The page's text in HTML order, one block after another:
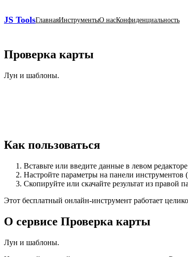
JS ToolsГлавнаяИнструментыО насКонфиденциальность
Проверка карты
Лун и шаблоны.
Как пользоваться
Вставьте или введите данные в левом редакторе
Настройте параметры на панели инструментов
Скопируйте или скачайте результат из правой
Этот бесплатный онлайн‑инструмент работает
О сервисе Проверка карты
Лун и шаблоны.